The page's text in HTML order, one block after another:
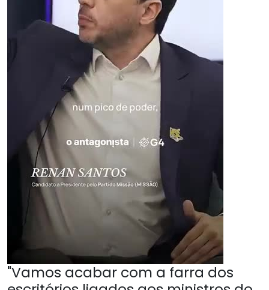
"Vamos acabar com a farra dos